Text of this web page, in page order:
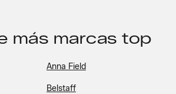
más marcas top
Anna Field
Belstaff